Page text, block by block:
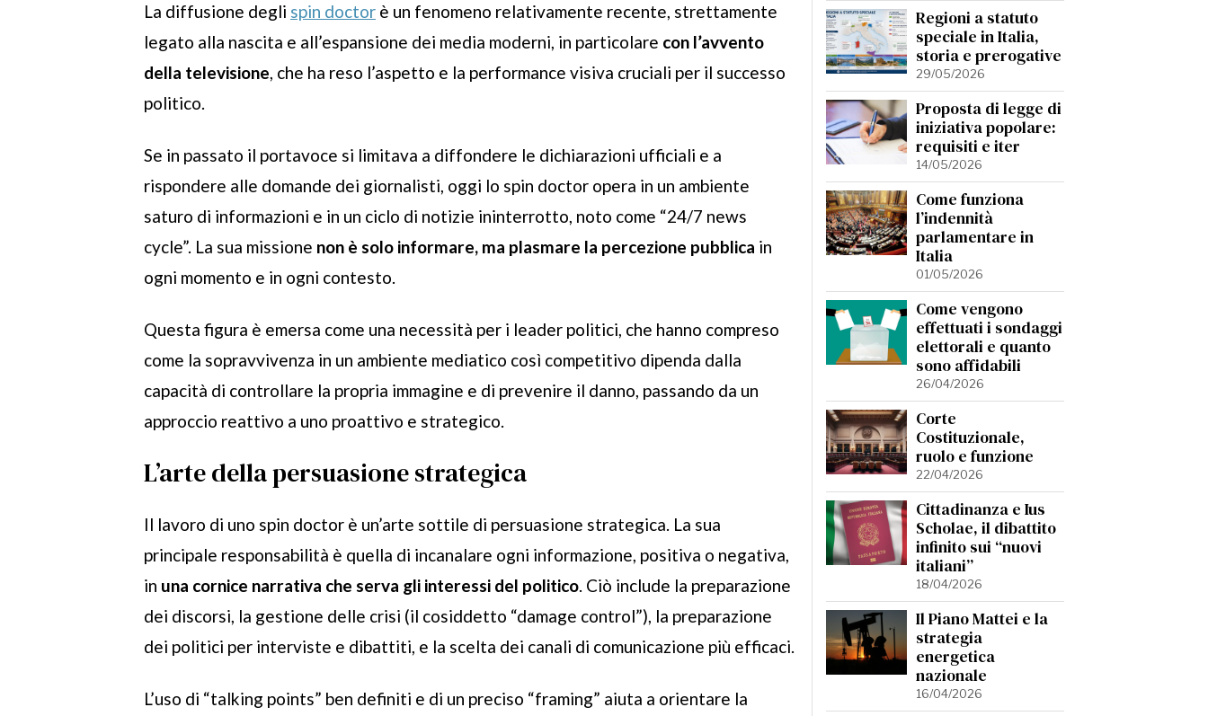
La diffusione degli spin doctor è un fenomeno relativamente recente, strettamente
legato alla nascita e all’espansione dei media moderni, in particolare con l’avvento
della televisione, che ha reso l’aspetto e la performance visiva cruciali per il successo
politico.
Se in passato il portavoce si limitava a diffondere le dichiarazioni ufficiali e a
rispondere alle domande dei giornalisti, oggi lo spin doctor opera in un ambiente
saturo di informazioni e in un ciclo di notizie ininterrotto, noto come “24/7 news
cycle”. La sua missione non è solo informare, ma plasmare la percezione pubblica in
ogni momento e in ogni contesto.
Questa figura è emersa come una necessità per i leader politici, che hanno compreso
come la sopravvivenza in un ambiente mediatico così competitivo dipenda dalla
capacità di controllare la propria immagine e di prevenire il danno, passando da un
approccio reattivo a uno proattivo e strategico.
L’arte della persuasione strategica
Il lavoro di uno spin doctor è un’arte sottile di persuasione strategica. La sua
principale responsabilità è quella di incanalare ogni informazione, positiva o negativa,
in una cornice narrativa che serva gli interessi del politico. Ciò include la preparazione
dei discorsi, la gestione delle crisi (il cosiddetto “damage control”), la preparazione
dei politici per interviste e dibattiti, e la scelta dei canali di comunicazione più efficaci.
L’uso di “talking points” ben definiti e di un preciso “framing” aiuta a orientare la
Regioni a statuto
speciale in Italia,
storia e prerogative
29/05/2026
Proposta di legge di
iniziativa popolare:
requisiti e iter
14/05/2026
Come funziona
l’indennità
parlamentare in
Italia
01/05/2026
Come vengono
effettuati i sondaggi
elettorali e quanto
sono affidabili
26/04/2026
Corte
Costituzionale,
ruolo e funzione
22/04/2026
Cittadinanza e Ius
Scholae, il dibattito
infinito sui “nuovi
italiani”
18/04/2026
Il Piano Mattei e la
strategia
energetica
nazionale
16/04/2026